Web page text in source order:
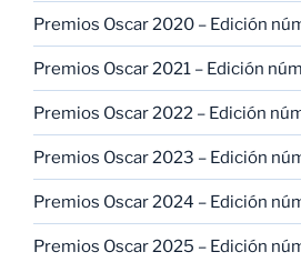
Premios Oscar 2020 – Edición
Premios Oscar 2021 – Edición
Premios Oscar 2022 – Edición
Premios Oscar 2023 – Edición
Premios Oscar 2024 – Edición
Premios Oscar 2025 – Edición